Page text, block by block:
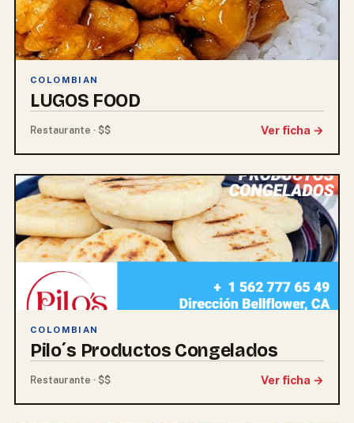
COLOMBIAN
LUGOS FOOD
Restaurante · $$ Ver ficha →
COLOMBIAN
Pilo´s Productos Congelados
Restaurante · $$ Ver ficha →